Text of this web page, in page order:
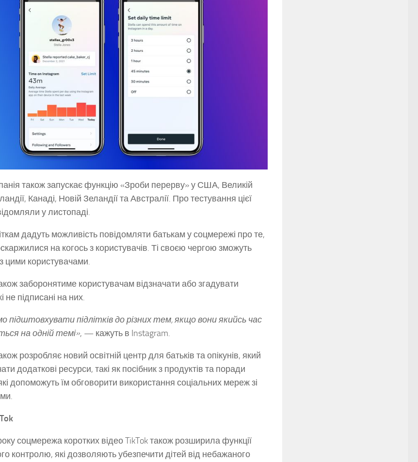
також запускає функцію «Зроби перерву» у США, Великій
Канаді, Новій Зеландії та Австралії. Про тестування цієї
у листопаді.
дадуть можливість повідомляти батькам у соцмережі про те,
на когось з користувачів. Ті своєю чергою зможуть
цими користувачами.
заборонятиме користувачам відзначати або згадувати
не підписані на них.
підштовхувати підлітків до різних тем, якщо вони якийсь час
на одній темі», — кажуть в Instagram.
розробляє новий освітній центр для батьків та опікунів, який
додаткові ресурси, такі як посібник з продуктів та поради
допоможуть їм обговорити використання соціальних мереж зі
соцмережа коротких відео TikTok також розширила функції
контролю, які дозволяють убезпечити дітей від небажаного